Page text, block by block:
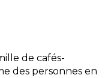
de cafés-
des personnes en